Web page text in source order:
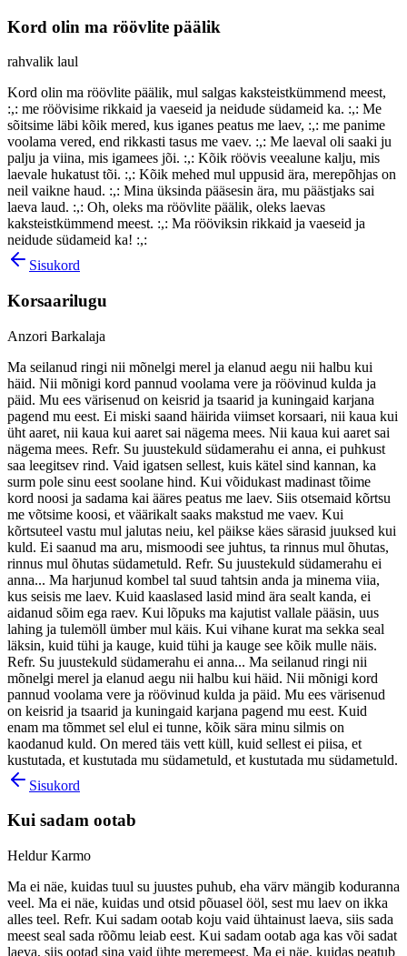
Kord olin ma röövlite päälik
rahvalik laul
Kord olin ma röövlite päälik, mul salgas kaksteistkümmend meest,
:,: me röövisime rikkaid ja vaeseid ja neidude südameid ka. :,: Me
sõitsime läbi kõik mered, kus iganes peatus me laev, :,: me panime
voolama vered, end rikkasti tasus me vaev. :,: Me laeval oli saaki ju
palju ja viina, mis igamees jõi. :,: Kõik röövis veealune kalju, mis
laevale hukatust tõi. :,: Kõik mehed mul uppusid ära, merepõhjas on
neil vaikne haud. :,: Mina üksinda pääsesin ära, mu päästjaks sai
laeva laud. :,: Oh, oleks ma röövlite päälik, oleks laevas
kaksteistkümmend meest. :,: Ma rööviksin rikkaid ja vaeseid ja
neidude südameid ka! :,:
Sisukord
Korsaarilugu
Anzori Barkalaja
Ma seilanud ringi nii mõnelgi merel ja elanud aegu nii halbu kui
häid. Nii mõnigi kord pannud voolama vere ja röövinud kulda ja
päid. Mu ees värisenud on keisrid ja tsaarid ja kuningaid karjana
pagend mu eest. Ei miski saand häirida viimset korsaari, nii kaua kui
üht aaret, nii kaua kui aaret sai nägema mees. Nii kaua kui aaret sai
nägema mees. Refr. Su juustekuld südamerahu ei anna, ei puhkust
saa leegitsev rind. Vaid igatsen sellest, kuis kätel sind kannan, ka
surm pole sinu eest soolane hind. Kui võidukast madinast tõime
kord noosi ja sadama kai ääres peatus me laev. Siis otsemaid kõrtsu
me võtsime koosi, et väärikalt saaks makstud me vaev. Kui
kõrtsuteel vastu mul jalutas neiu, kel päikse käes särasid juuksed kui
kuld. Ei saanud ma aru, mismoodi see juhtus, ta rinnus mul õhutas,
rinnus mul õhutas südametuld. Refr. Su juustekuld südamerahu ei
anna... Ma harjunud kombel tal suud tahtsin anda ja minema viia,
kus seisis me laev. Kuid kaaslased lasid mind ära sealt kanda, ei
aidanud sõim ega raev. Kui lõpuks ma kajutist vallale pääsin, uus
lahing ja tulemöll ümber mul käis. Kui vihane kurat ma sekka seal
läksin, kuid tühi ja kauge, kuid tühi ja kauge see kõik mulle näis.
Refr. Su juustekuld südamerahu ei anna... Ma seilanud ringi nii
mõnelgi merel ja elanud aegu nii halbu kui häid. Nii mõnigi kord
pannud voolama vere ja röövinud kulda ja päid. Mu ees värisenud
on keisrid ja tsaarid ja kuningaid karjana pagend mu eest. Kuid
enam ma tõmmet sel elul ei tunne, kõik sära minu silmis on
kaodanud kuld. On mered täis vett küll, kuid sellest ei piisa, et
kustutada, et kustutada mu südametuld, et kustutada mu südametuld.
Sisukord
Kui sadam ootab
Heldur Karmo
Ma ei näe, kuidas tuul su juustes puhub, eha värv mängib koduranna
veel. Ma ei näe, kuidas und otsid põuasel ööl, sest mu laev on ikka
alles teel. Refr. Kui sadam ootab koju vaid ühtainust laeva, siis sada
meest seal sada rõõmu leiab eest. Kui sadam ootab aga kas või sadat
laeva, siis ootad sina vaid ühte meremeest. Ma ei näe, kuidas peatub